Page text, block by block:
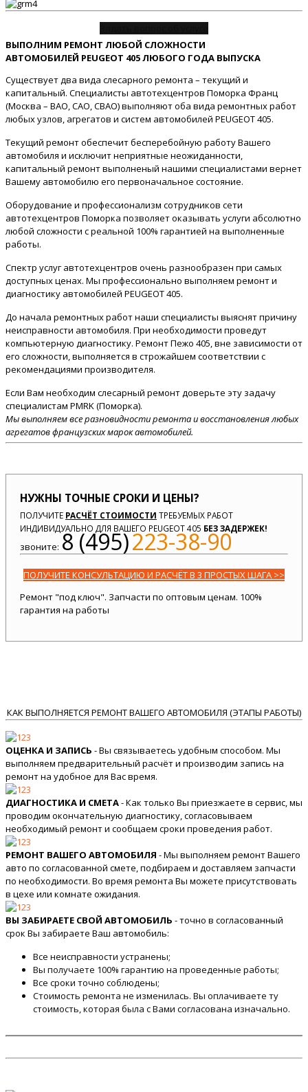
ВЫПОЛНИМ РЕМОНТ ЛЮБОЙ СЛОЖНОСТИ
АВТОМОБИЛЕЙ PEUGEOT 405 ЛЮБОГО ГОДА ВЫПУСКА
Существует два вида слесарного ремонта – текущий и
капитальный. Специалисты автотехцентров Поморка Франц
(Москва – ВАО, САО, СВАО) выполняют оба вида ремонтных работ
любых узлов, агрегатов и систем автомобилей PEUGEOT 405.
Текущий ремонт обеспечит бесперебойную работу Вашего
автомобиля и исключит неприятные неожиданности,
капитальный ремонт выполненый нашими специалистами вернет
Вашему автомобилю его первоначальное состояние.
Оборудование и профессионализм сотрудников сети
автотехцентров Поморка позволяет оказывать услуги абсолютно
любой сложности с реальной 100% гарантией на выполненные
работы.
Спектр услуг автотехцентров очень разнообразен при самых
доступных ценах. Мы профессионально выполняем ремонт и
диагностику автомобилей PEUGEOT 405.
До начала ремонтных работ наши специалисты выяснят причину
неисправности автомобиля. При необходимости проведут
компьютерную диагностику. Ремонт Пежо 405, вне зависимости от
его сложности, выполняется в строжайшем соответствии с
рекомендациями производителя.
Если Вам необходим слесарный ремонт доверьте эту задачу
специалистам PMRK (Поморка).
Мы выполняем все разновидности ремонта и восстановления любых
агрегатов французских марок автомобилей.
НУЖНЫ ТОЧНЫЕ СРОКИ И ЦЕНЫ?
ПОЛУЧИТЕ РАСЧЁТ СТОИМОСТИ ТРЕБУЕМЫХ РАБОТ
ИНДИВИДУАЛЬНО ДЛЯ ВАШЕГО PEUGEOT 405 БЕЗ ЗАДЕРЖЕК!
звоните: 8 (495)223-38-90
ПОЛУЧИТЕ КОНСУЛЬТАЦИЮ И РАСЧЁТ В 3 ПРОСТЫХ ШАГА >>
Ремонт "под ключ". Запчасти по оптовым ценам. 100%
гарантия на работы
КАК ВЫПОЛНЯЕТСЯ РЕМОНТ ВАШЕГО АВТОМОБИЛЯ (ЭТАПЫ РАБОТЫ)
ОЦЕНКА И ЗАПИСЬ - Вы связываетесь удобным способом. Мы
выполняем предварительный расчёт и производим запись на
ремонт на удобное для Вас время.
ДИАГНОСТИКА И СМЕТА- Как только Вы приезжаете в сервис, мы
проводим окончательную диагностику, согласовываем
необходимый ремонт и сообщаем сроки проведения работ.
РЕМОНТ ВАШЕГО АВТОМОБИЛЯ - Мы выполняем ремонт Вашего
авто по согласованной смете, подбираем и доставляем запчасти
по необходимости. Во время ремонта Вы можете присутствовать
в цехе или комнате ожидания.
ВЫ ЗАБИРАЕТЕ СВОЙ АВТОМОБИЛЬ - точно в согласованный
срок Вы забираете Ваш автомобиль:
Все неисправности устранены;
Вы получаете 100% гарантию на проведенные работы;
Все сроки точно соблюдены;
Стоимость ремонта не изменилась. Вы оплачиваете ту
стоимость, которая была с Вами согласована изначально.